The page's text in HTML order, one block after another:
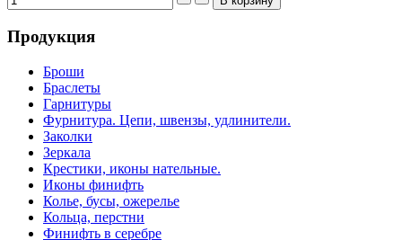
Продукция
Броши
Браслеты
Гарнитуры
Фурнитура. Цепи, швензы, удлинители.
Заколки
Зеркала
Крестики, иконы нательные.
Иконы финифть
Колье, бусы, ожерелье
Кольца, перстни
Финифть в серебре